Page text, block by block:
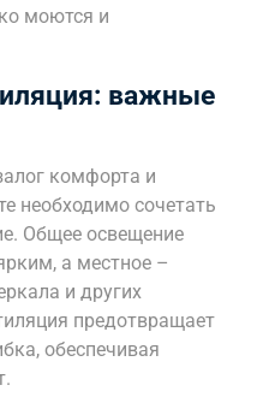
моются и
важные
комфорта и
необходимо сочетать
Общее освещение
а местное –
и других
предотвращает
обеспечивая